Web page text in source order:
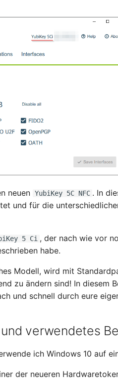
neuen YubiKey 5C NFC . In
und für die
5 Ci , der nach wie vor
habe.
Modell, wird mit
zu ändern sind! In diesem
und schnell durch eure
verwendetes
ich Windows 10 auf
der neueren